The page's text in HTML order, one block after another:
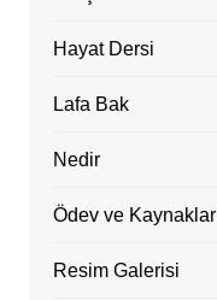
Hayat Dersi
Lafa Bak
Nedir
Ödev ve Kaynaklar
Resim Galerisi